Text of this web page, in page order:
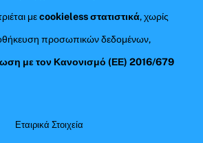
μεcookieless στατιστικά, χωρίς
προσωπικών δεδομένων,
με τον Κανονισμό (ΕΕ) 2016/679
Εταιρικά Στοιχεία